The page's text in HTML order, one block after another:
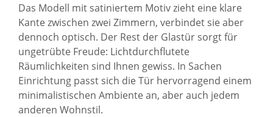
Das Modell mit satiniertem Motiv zieht eine klare
Kante zwischen zwei Zimmern, verbindet sie aber
dennoch optisch. Der Rest der Glastür sorgt für
ungetrübte Freude: Lichtdurchflutete
Räumlichkeiten sind Ihnen gewiss. In Sachen
Einrichtung passt sich die Tür hervorragend einem
minimalistischen Ambiente an, aber auch jedem
anderen Wohnstil.